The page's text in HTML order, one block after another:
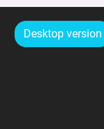
Desktop version